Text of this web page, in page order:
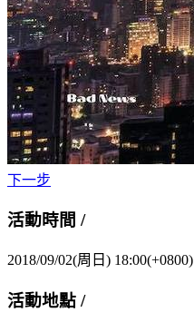
下一步
活動時間 /
2018/09/02(周日) 18:00(+0800)
活動地點 /